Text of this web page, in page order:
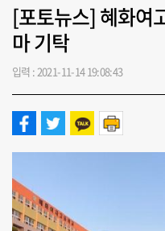
[포토뉴스] 혜화여
마 기탁
입력 : 2021-11-14 19:08:43